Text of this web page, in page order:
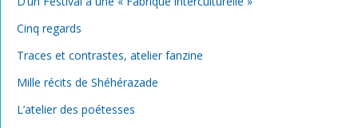
Cinq regards
Traces et contrastes, atelier fanzine
Mille récits de Shéhérazade
L’atelier des poétesses